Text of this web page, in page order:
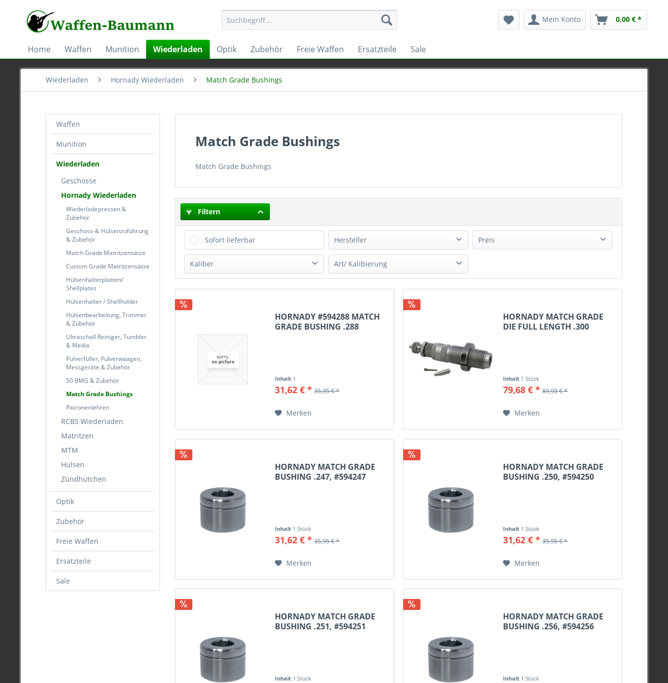
Mein Konto 0,00 € *
Home Waffen Munition Wiederladen Optik Zubehör Freie Waffen Ersatzteile Sale
Wiederladen Hornady Wiederladen Match Grade Bushings
Waffen
Munition
Wiederladen
Geschosse
Hornady Wiederladen
Wiederladepressen &
Zubehör
Geschoss-& Hülsenzuführung
& Zubehör
Match Grade Matritzensätze
Custom Grade Matritzensätze
Hülsenhalterplatten/
Shellplates
Hülsenhalter / Shellholder
Hülsenbearbeitung, Trimmer
& Zubehör
Ultraschall Reiniger, Tumbler
& Media
Pulverfüller, Pulverwaagen,
Messgeräte & Zubehör
50 BMG & Zubehör
Match Grade Bushings
Patronenlehren
RCBS Wiederladen
Matritzen
MTM
Hülsen
Zündhütchen
Optik
Zubehör
Freie Waffen
Ersatzteile
Sale
Match Grade Bushings
Match Grade Bushings
Filtern
Sofort lieferbar Hersteller
Hornady
Preis
Kaliber
.300 WSM
Art/ Kalibierung
Vollkalibrierung
HORNADY #594288 MATCH
GRADE BUSHING .288
Inhalt 1
31,62 € * 35,95 € *
Merken
HORNADY MATCH GRADE
DIE FULL LENGTH .300
Inhalt 1 Stück
79,68 € * 89,95 € *
Merken
HORNADY MATCH GRADE
BUSHING .247, #594247
Inhalt 1 Stück
31,62 € * 35,95 € *
Merken
HORNADY MATCH GRADE
BUSHING .250, #594250
Inhalt 1 Stück
31,62 € * 35,95 € *
Merken
HORNADY MATCH GRADE
BUSHING .251, #594251
Inhalt 1 Stück
HORNADY MATCH GRADE
BUSHING .256, #594256
Inhalt 1 Stück